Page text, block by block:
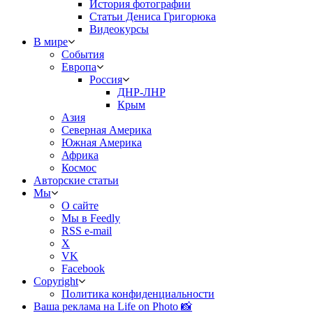
История фотографии
Статьи Дениса Григорюка
Видеокурсы
В мире
События
Европа
Россия
ДНР-ЛНР
Крым
Азия
Северная Америка
Южная Америка
Африка
Космос
Авторские статьи
Мы
О сайте
Мы в Feedly
RSS e-mail
X
VK
Facebook
Copyright
Политика конфиденциальности
Ваша реклама на Life on Photo 📸